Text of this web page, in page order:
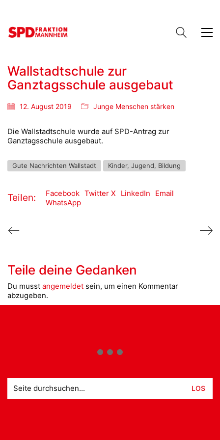
Wallstadtschule zur
Ganztagsschule ausgebaut
12. August 2019 Junge Menschen stärken
Die Wallstadtschule wurde auf SPD-Antrag zur
Ganztagsschule ausgebaut.
Gute Nachrichten Wallstadt Kinder, Jugend, Bildung
Teilen: Facebook Twitter X LinkedIn
Email
WhatsApp
Teile deine Gedanken
Du musst angemeldet sein, um einen Kommentar
abzugeben.
nach: